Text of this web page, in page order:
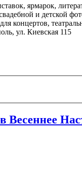
ярмарок,
и детской
концертов,
ул. Киевская 115
Весеннее